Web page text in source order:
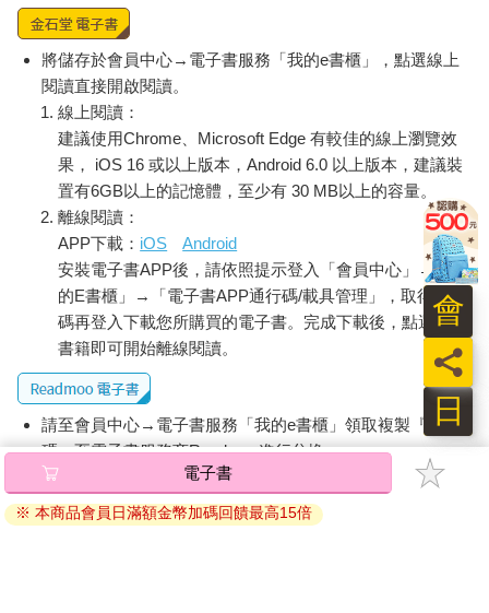
將儲存於會員中心→電子書服務「我的e書櫃」，點選線上
閱讀直接開啟閱讀。
線上閱讀：
建議使用Chrome、Microsoft Edge 有較佳的線上瀏覽效
果， iOS 16 或以上版本，Android 6.0 以上版本，建議裝
置有6GB以上的記憶體，至少有 30 MB以上的容量。
離線閱讀：
APP下載： iOS
Android
安裝電子書APP後，請依照提示登入「會員中心」→「我
的E書櫃」→「電子書APP通行碼/載具管理」，取得通行
碼再登入下載您所購買的電子書。完成下載後，點選任一
書籍即可開始離線閱讀。
請至會員中心→電子書服務「我的e書櫃」領取複製『兌換
碼』至電子書服務商Readmoo進行兌換。
退換貨須知：
因版權保護，您在金石堂所購買的電子書僅能以金石堂專屬
電子書
※ 本商品會員日滿額金幣加碼回饋最高15倍
日
員
會